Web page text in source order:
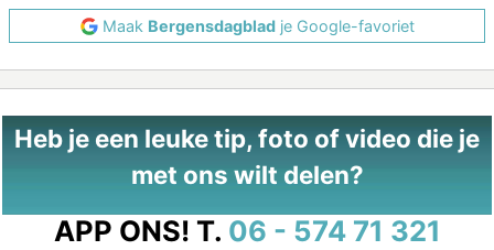
Maak Bergensdagbladje Google-favoriet
Heb je een leuke tip, foto of video die je
met ons wilt delen?
APP ONS! T. 06 - 574 71 321